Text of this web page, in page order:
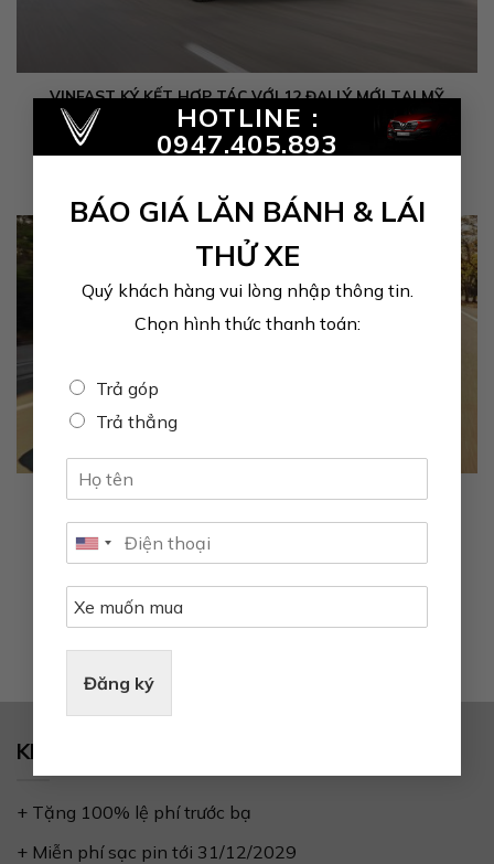
HOTLINE :
0947.405.893
BÁO GIÁ LĂN BÁNH & LÁI
THỬ XE
Quý khách hàng vui lòng nhập thông tin.
Chọn hình thức thanh toán:
Trả góp
Trả thẳng
Đăng ký
×
VINFAST KÝ KẾT HỢP TÁC VỚI 12 ĐẠI LÝ MỚI TẠI MỸ
Los Angeles, ngày 23/04/2024 – VinFast Auto công bố chính
thức ký hợp đồng hợp...
VINFAST THAM DỰ TRIỂN LÃM Ô TÔ ĐIỆN MONTREAL
Montreal, ngày 15/04/2024 – VinFast Auto công bố tham dự
Triển lãm Ô tô Điện...
KHUYẾN MÃI & ƯU ĐÃI
+ Tặng 100% lệ phí trước bạ
+ Miễn phí sạc pin tới 31/12/2029